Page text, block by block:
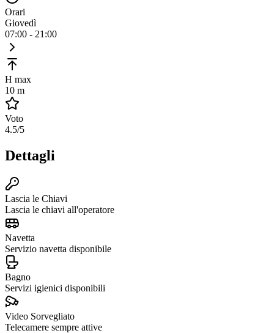
Orari
Giovedì
07:00 - 21:00
H max
10 m
Voto
4.5/5
Dettagli
Lascia le Chiavi
Lascia le chiavi all'operatore
Navetta
Servizio navetta disponibile
Bagno
Servizi igienici disponibili
Video Sorvegliato
Telecamere sempre attive